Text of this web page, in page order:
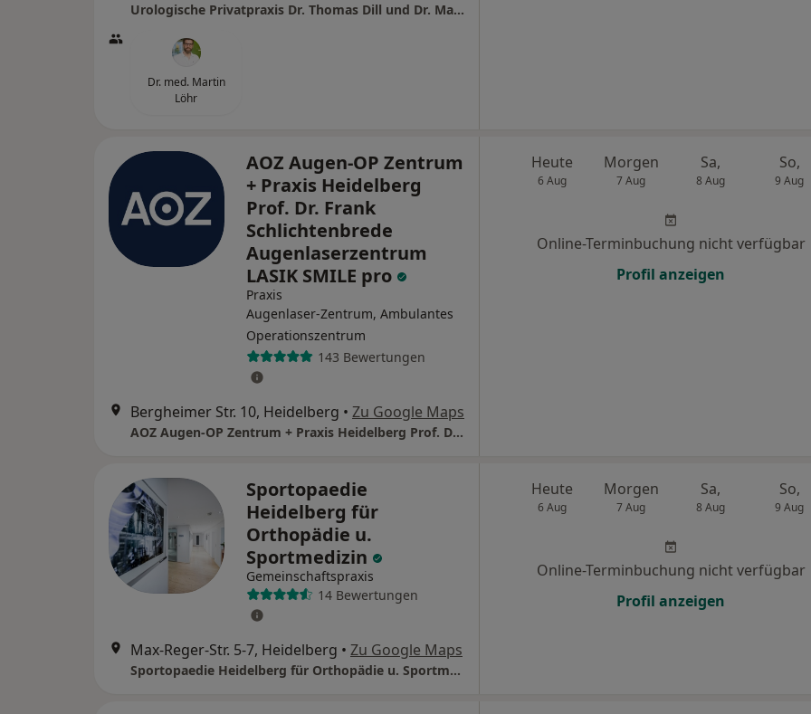
Urologische Privatpraxis Dr. Thomas Dill und Dr. Martin Löhr
Dr. med. Martin
Löhr
AOZ Augen-OP Zentrum
+ Praxis Heidelberg
Prof. Dr. Frank
Schlichtenbrede
Augenlaserzentrum
LASIK SMILE pro
Praxis
Augenlaser-Zentrum, Ambulantes
Operationszentrum
143 Bewertungen
Bergheimer Str. 10, Heidelberg • Zu Google Maps
AOZ Augen-OP Zentrum + Praxis Heidelberg Prof. Dr. Frank Schlichtenbrede Augenlaserzentrum LASIK SMILE pro
Heute
6 Aug
Morgen
7 Aug
Sa,
8 Aug
So,
9 Aug
Online-Terminbuchung nicht verfügbar
Profil anzeigen
Sportopaedie
Heidelberg für
Orthopädie u.
Sportmedizin
Gemeinschaftspraxis
14 Bewertungen
Max-Reger-Str. 5-7, Heidelberg • Zu Google Maps
Sportopaedie Heidelberg für Orthopädie u. Sportmedizin
Heute
6 Aug
Morgen
7 Aug
Sa,
8 Aug
So,
9 Aug
Online-Terminbuchung nicht verfügbar
Profil anzeigen